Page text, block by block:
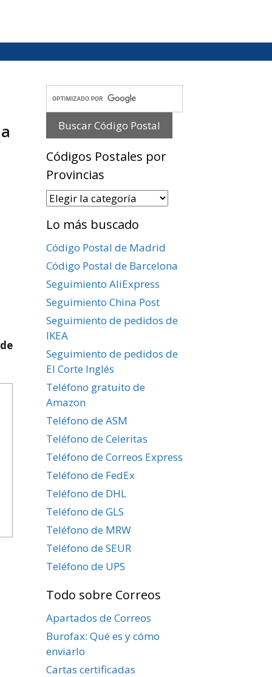
Códigos Postales por
Provincias
Códigos
por
Provincias
Lo más buscado
Código Postal de Madrid
Código Postal de Barcelona
Seguimiento AliExpress
Seguimiento China Post
Seguimiento de pedidos de
IKEA
Seguimiento de pedidos de
El Corte Inglés
Teléfono gratuito de
Amazon
Teléfono de ASM
Teléfono de Celeritas
Teléfono de Correos Express
Teléfono de FedEx
Teléfono de DHL
Teléfono de GLS
Teléfono de MRW
Teléfono de SEUR
Teléfono de UPS
Todo sobre Correos
Apartados de Correos
Burofax: Qué es y cómo
enviarlo
Cartas certificadas